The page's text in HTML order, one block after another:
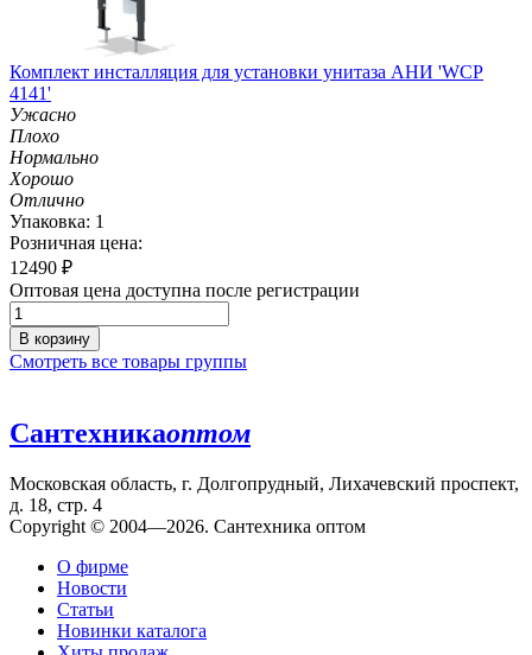
Комплект инсталляция для установки унитаза АНИ 'WCP
4141'
Ужасно
Плохо
Нормально
Хорошо
Отлично
Упаковка: 1
Розничная цена:
12490 ₽
Оптовая цена доступна после регистрации
В корзину
Смотреть все товары группы
Сантехникаоптом
Московская область, г. Долгопрудный, Лихачевский проспект,
д. 18, стр. 4
Copyright © 2004—2026. Сантехника оптом
О фирме
Новости
Статьи
Новинки каталога